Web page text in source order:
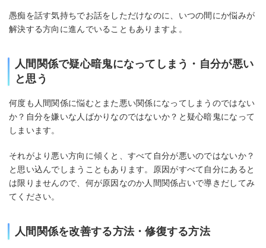
愚痴を話す気持ちでお話をしただけなのに、いつの間にか悩みが
解決する方向に進んでいることもありますよ。
人間関係で疑心暗鬼になってしまう・自分が悪い
と思う
何度も人間関係に悩むとまた悪い関係になってしまうのではない
か？自分を嫌いな人ばかりなのではないか？と疑心暗鬼になって
しまいます。
それがより悪い方向に傾くと、すべて自分が悪いのではないか？
と思い込んでしまうこともあります。原因がすべて自分にあると
は限りませんので、何が原因なのか人間関係占いで導きだしてみ
てください。
人間関係を改善する方法・修復する方法